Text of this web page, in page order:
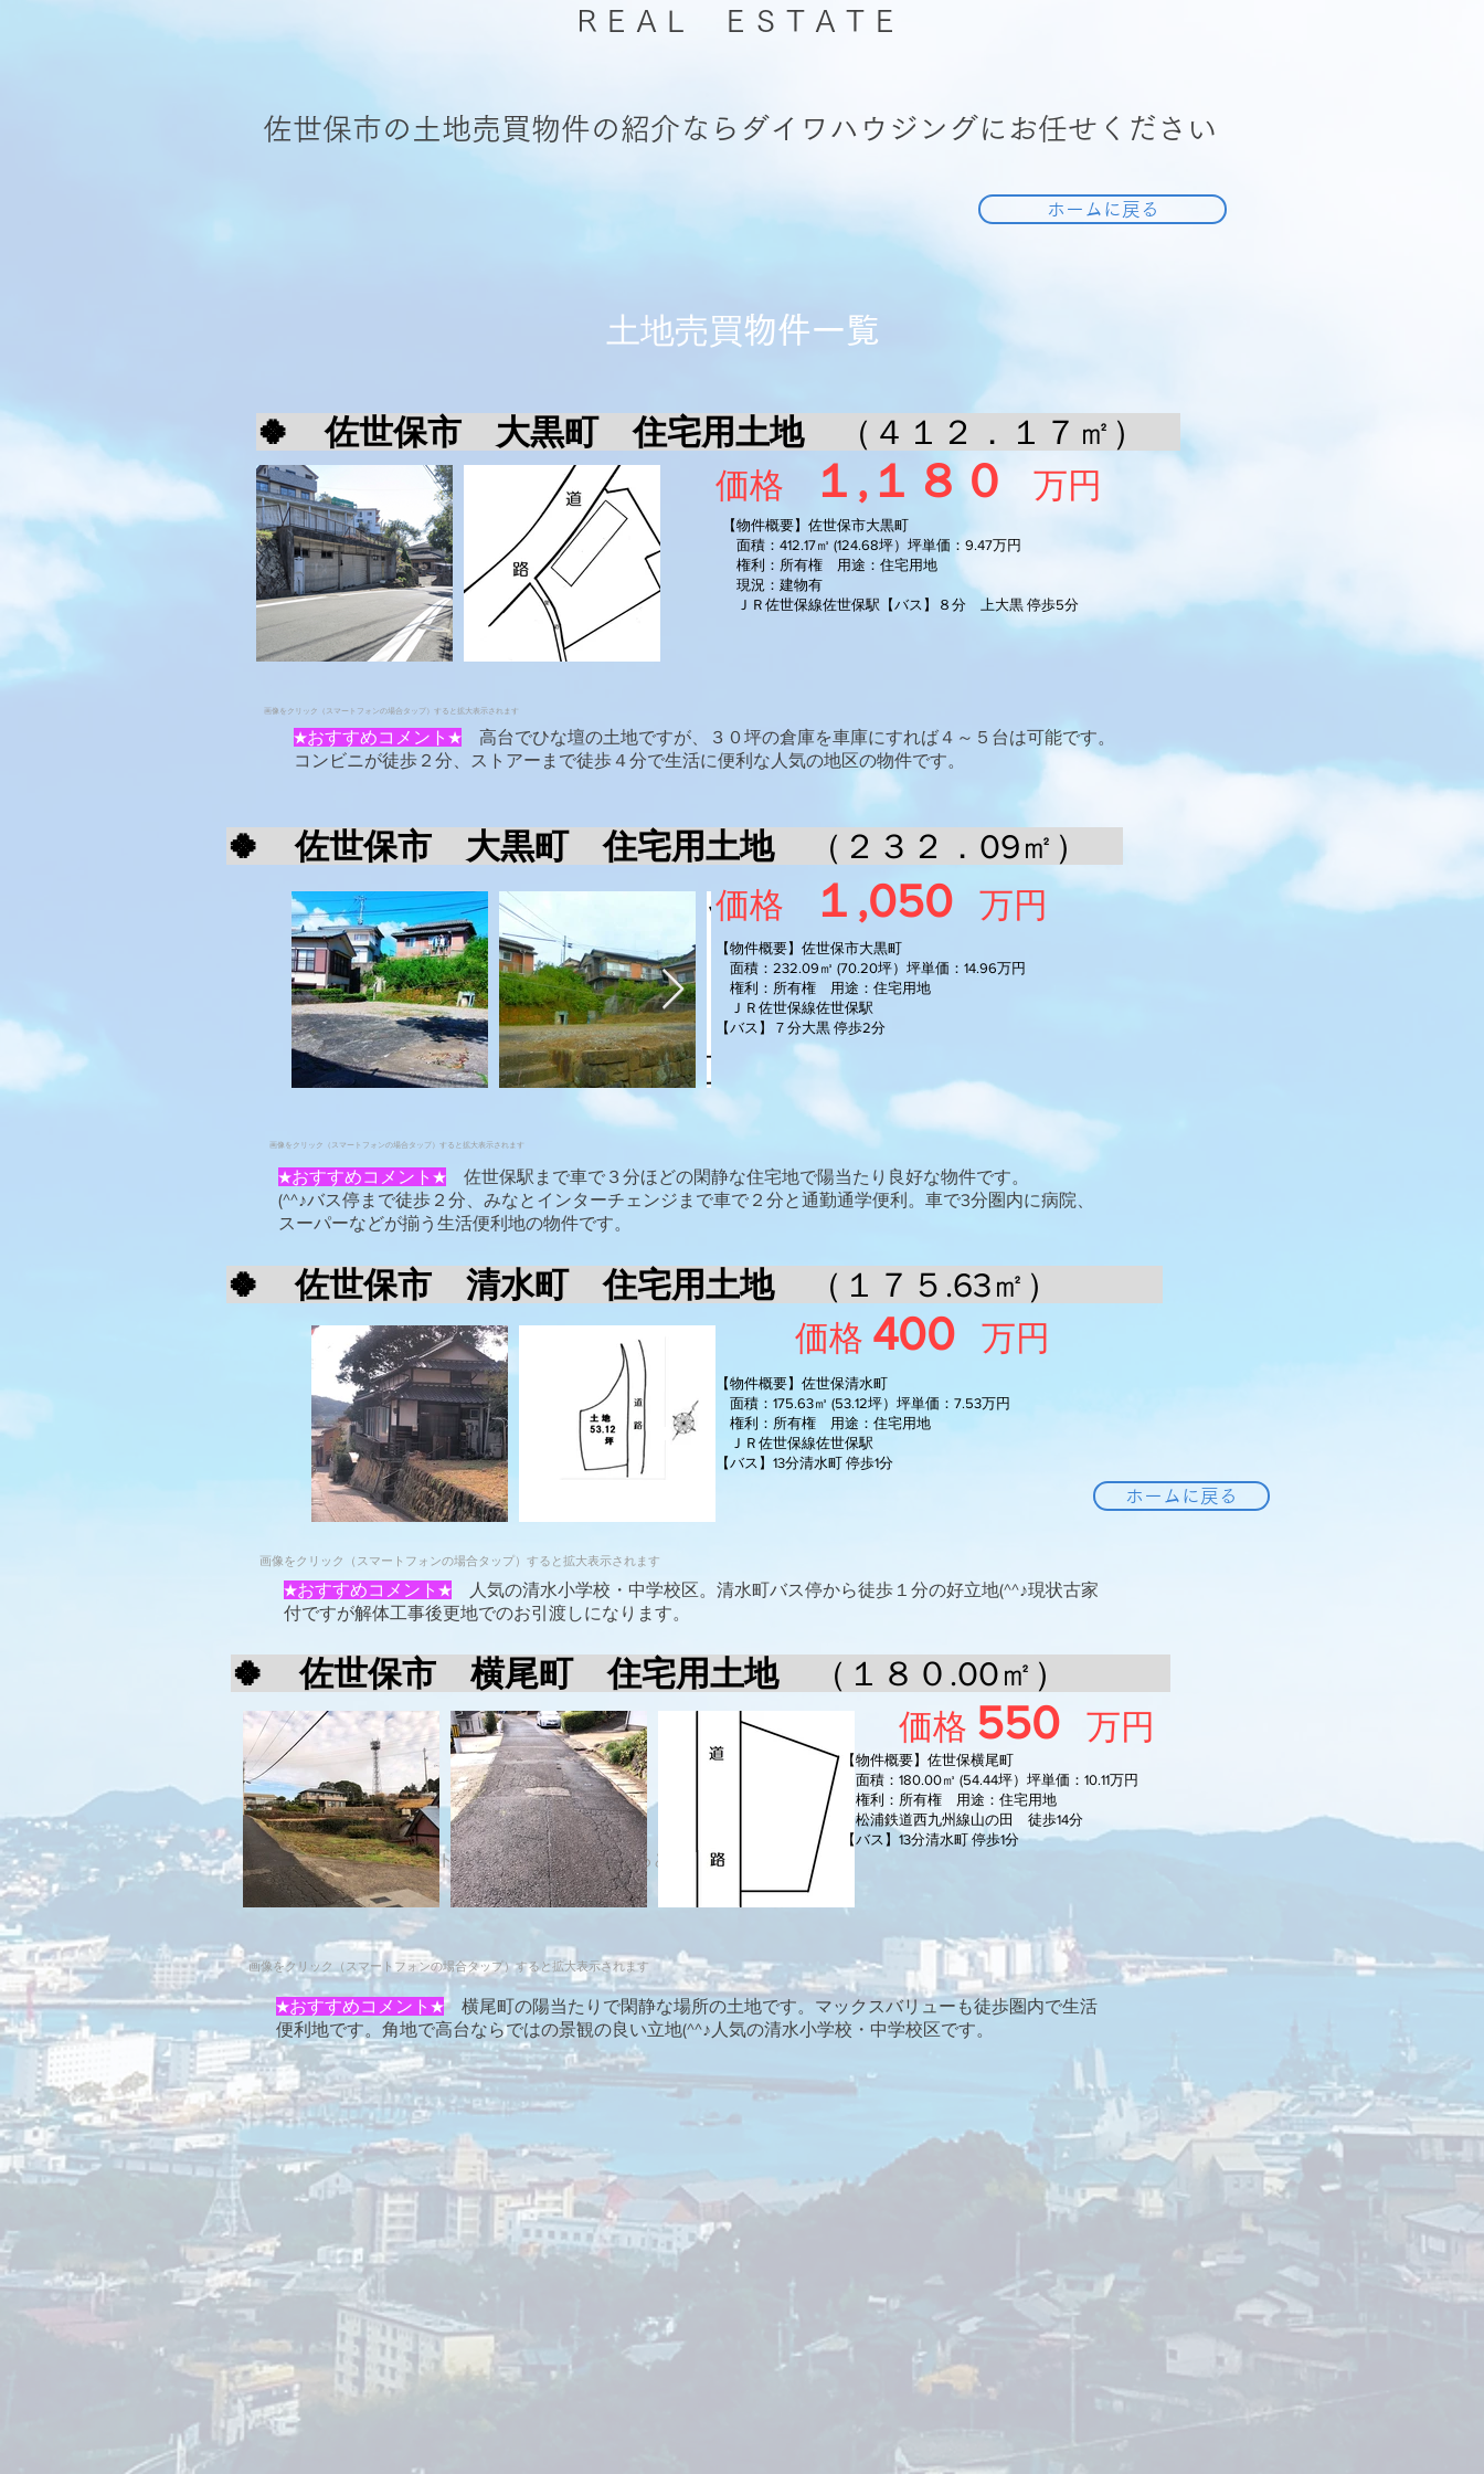
ＲＥＡＬ ＥＳＴＡＴＥ
​佐世保市の土地売買物件の紹介ならダイワハウジングにお任せください
ホームに戻る
​土地売買物件一覧
🍀 佐世保市 大黒町 住宅用土地
（４１２．１７㎡）
価格
１,１８０ 万円
【物件概要】佐世保市大黒町
面積：412.17㎥ (124.68坪）坪単価：9.47万円
権利：所有権 用途：住宅用地
​ 現況：建物有
ＪＲ佐世保線佐世保駅【バス】８分 上大黒 停歩5分
画像をクリック（スマートフォンの場合タップ）すると拡大表示されます
★おすすめコメント★ ​ 高台でひな壇の土地ですが、３０坪の倉庫を車庫にすれば４～５台は可能です。
コンビニが徒歩２分、ストアー​まで徒歩４分で生活に便利な人気の地区の物件です。
🍀 佐世保市 大黒町 住宅用土地
（２３２．09㎡）
価格
１,050 万円
【物件概要】佐世保市大黒町
面積：232.09㎥ (70.20坪）坪単価：14.96万円
権利：所有権 用途：住宅用地
ＪＲ佐世保線佐世保駅
【バス】７分大黒 停歩2分
画像をクリック（スマートフォンの場合タップ）すると拡大表示されます
★おすすめコメント★ ​ 佐世保駅まで車で３分ほどの閑静な住宅地で陽当たり良好な物件です。
(^^♪バス停まで徒歩２分、みなとインターチェンジまで車で２分と通勤通学便利。車で3分圏内に病院、
スーパーなどが揃う生活便利地の物件です。
ホームに戻る
🍀 佐世保市 清水町 住宅用土地 （１７５.63㎡）
価格 400 万円
【物件概要】佐世保清水町
面積：175.63㎥ (53.12坪）坪単価：7.53万円
権利：所有権 用途：住宅用地
ＪＲ佐世保線佐世保駅
【バス】13分清水町 停歩1分
画像をクリック（スマートフォンの場合タップ）すると拡大表示されます
★おすすめコメント★ ​ 人気の清水小学校・中学校区。清水町バス停から徒歩１分の好立地(^^♪現状古家
付ですが解体工事後更地でのお引渡しになります。
🍀 佐世保市 横尾町 住宅用土地 （１８０.00㎡）
画像をクリック（スマートフォンの場合タップ）すると拡大表示されます
価格 550 万円
【物件概要】佐世保横尾町
面積：180.00㎥ (54.44坪）坪単価：10.11万円
権利：所有権 用途：住宅用地
松浦鉄道西九州線山の田 徒歩14分
【バス】13分清水町 停歩1分
画像をクリック（スマートフォンの場合タップ）すると拡大表示されます
★おすすめコメント★​ 横尾町の陽当たりで閑静な場所の土地です。マックスバリューも徒歩圏内で生活
便利地です。角地で高台ならではの景観の良い立地(^^♪人気の清水小学校・中学校区です。